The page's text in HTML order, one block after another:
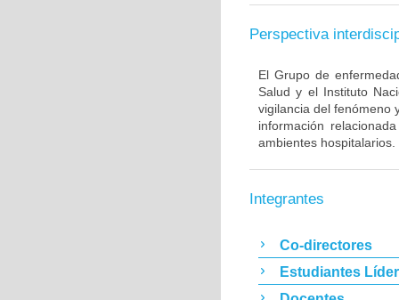
Perspectiva
El Grupo de
Salud y el Instituto
vigilancia del fenómeno
información
ambientes hospitalarios.
Integrantes
Co-directores
Estudiantes